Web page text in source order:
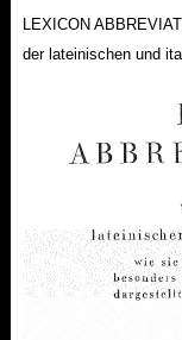
LEXICON
der lateinischen und